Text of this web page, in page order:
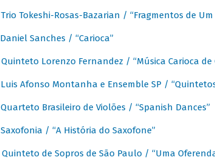
Trio Tokeshi-Rosas-Bazarian / “Fragmentos de
Daniel Sanches / “Carioca”
Quinteto Lorenzo Fernandez / “Música Carioca de
Luis Afonso Montanha e Ensemble SP /
Quarteto Brasileiro de Violões / “Spanish Dances”
Saxofonia / “A História do Saxofone”
Quinteto de Sopros de São Paulo / “Uma